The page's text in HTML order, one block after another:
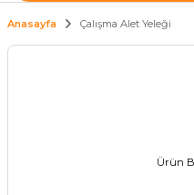
Anasayfa Çalışma Alet Yeleği
Ürün